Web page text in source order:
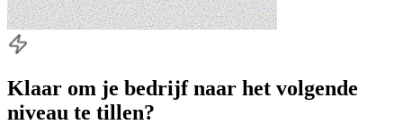
Klaar om je bedrijf naar het volgende
niveau te tillen?